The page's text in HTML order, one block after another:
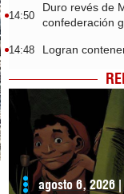
14:50
Duro revés de
confederación
14:48 Logran
agosto 6, 2026